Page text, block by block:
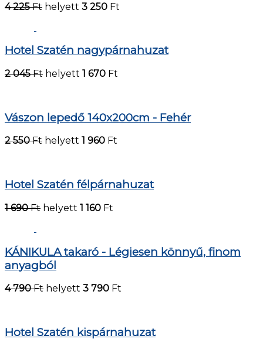
4 225 Ft helyett 3 250 Ft
Hotel Szatén nagypárnahuzat
2 045 Ft helyett 1 670 Ft
Vászon lepedő 140x200cm - Fehér
2 550 Ft helyett 1 960 Ft
Hotel Szatén félpárnahuzat
1 690 Ft helyett 1 160 Ft
KÁNIKULA takaró - Légiesen könnyű, finom
anyagból
4 790 Ft helyett 3 790 Ft
Hotel Szatén kispárnahuzat